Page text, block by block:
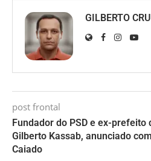
GILBERTO
post frontal
Fundador do PSD e ex-prefeito
Gilberto Kassab, anunciado
Caiado